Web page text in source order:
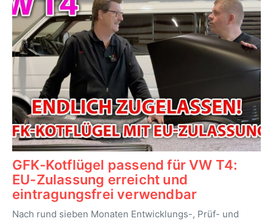
GFK-Kotflügel passend für VW T4:
EU-Zulassung erreicht und
eintragungsfrei verwendbar
Nach rund sieben Monaten Entwicklungs-, Prüf- und